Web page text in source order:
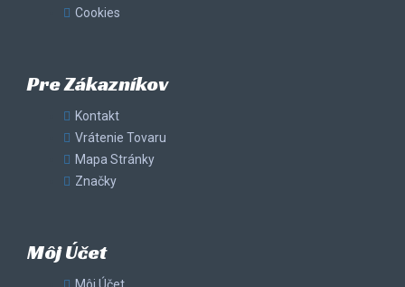
Cookies
Pre Zákazníkov
Kontakt
Vrátenie Tovaru
Mapa Stránky
Značky
Môj Účet
Môj Účet